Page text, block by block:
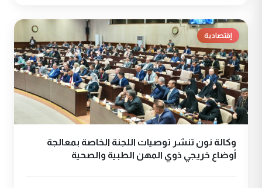
إقتصادية
وكالة نون تنشر توصيات اللجنة الخاصة بمعالجة
أوضاع خريجي ذوي المهن الطبية والصحية